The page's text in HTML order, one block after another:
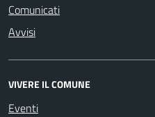
Comunicati
Avvisi
VIVERE IL COMUNE
Eventi